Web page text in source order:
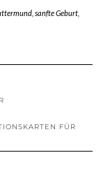
, sanfte Geburt,
FÜR